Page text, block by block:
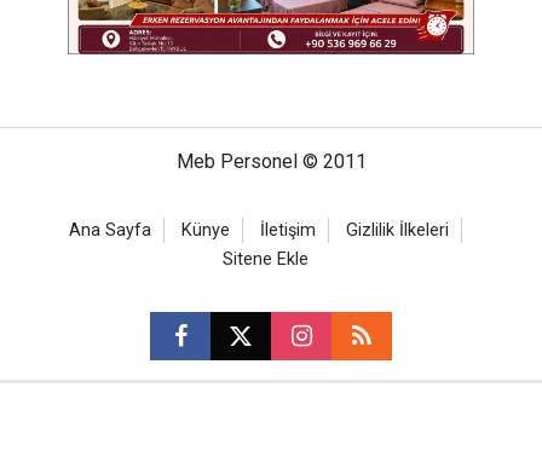
Meb Personel © 2011
Ana Sayfa Künye İletişim
Gizlilik İlkeleri
Sitene Ekle